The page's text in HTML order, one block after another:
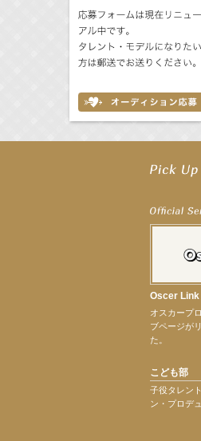
【elfin’】7thシングル『全世界』がFM-UUで
【elfin’】8月16日（日）「全世界」発売記念イ
【昆虫ハンター牧田習】宝塚市立手塚治虫記
【昆虫ハンター牧田習】8月13日（木）プラ
【定本楓馬】WEB DIGVII 連載企画『東京23
【elfin’】7thシングル『全世界』がFMふくろ
【上戸彩】「サントリードリームマッチ2026
【上戸彩】サントリー「−196」新CM出演！
【elfin’】【小倉舞子】8月9日（日）「
【elfin’】【辻美優】8月28日（金）「辻美優
【本田紗来】「Ray」9月号発売中！
【宇垣美里】「マンガ【推しの子】展‐星のキ
【昆虫ハンター牧田習】7月25日（土）NHK
Oscer Link
オスカープ
ブページが
た。
こども部
子役タレン
ン・プロデ